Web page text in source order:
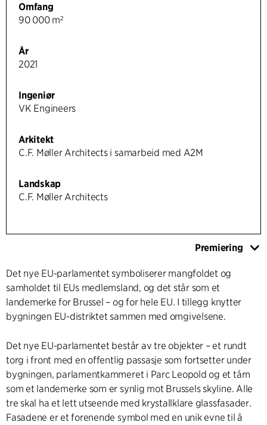
Omfang
90 000 m²
År
2021
Ingeniør
VK Engineers
Arkitekt
C.F. Møller Architects i samarbeid med A2M
Landskap
C.F. Møller Architects
Premiering
Det nye EU-parlamentet symboliserer mangfoldet og
samholdet til EUs medlemsland, og det står som et
landemerke for Brussel – og for hele EU. I tillegg knytter
bygningen EU-distriktet sammen med omgivelsene.
Det nye EU-parlamentet består av tre objekter – et rundt
torg i front med en offentlig passasje som fortsetter under
bygningen, parlamentkammeret i Parc Leopold og et tårn
som et landemerke som er synlig mot Brussels skyline. Alle
tre skal ha et lett utseende med krystallklare glassfasader.
Fasadene er et forenende symbol med en unik evne til å